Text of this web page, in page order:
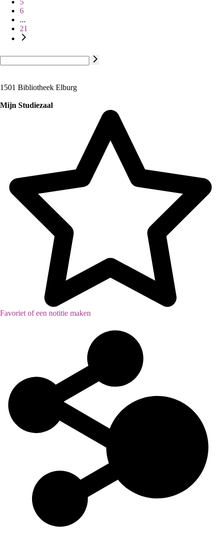
5
6
...
21
1501 Bibliotheek Elburg
Mijn Studiezaal
Favoriet of een notitie maken